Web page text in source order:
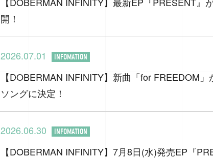
開！
2026.07.01 INFOMATION
【DOBERMAN INFINITY】新曲「for FREEDOM
ソングに決定！
2026.06.30 INFOMATION
【DOBERMAN INFINITY】7月8日(水)発売EP『